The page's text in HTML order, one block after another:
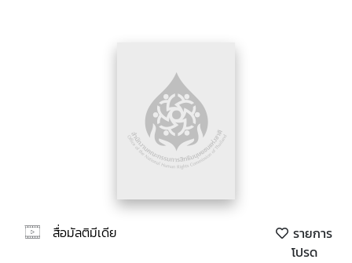
สื่อมัลติมีเดีย
รายการ
โปรด